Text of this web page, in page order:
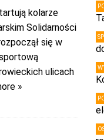
kolarze
Solidarności
się w
ulicach
»